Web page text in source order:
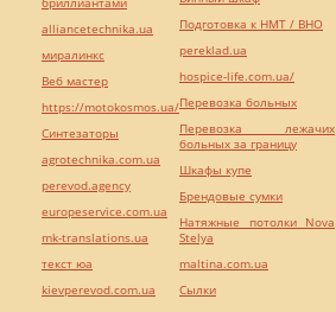
alliancetechnika.ua
миралинкс
Веб мастер
https://motokosmos.ua/
Синтезаторы
agrotechnika.com.ua
perevod.agency
europeservice.com.ua
mk-translations.ua
текст юа
kievperevod.com.ua
Подготовка к НМТ / ВНО
pereklad.ua
hospice-life.com.ua/
Перевозка больных
Перевозка лежачих
больных за границу
Шкафы купе
Брендовые сумки
Натяжные потолки Nova
Stelya
maltina.com.ua
Cылки